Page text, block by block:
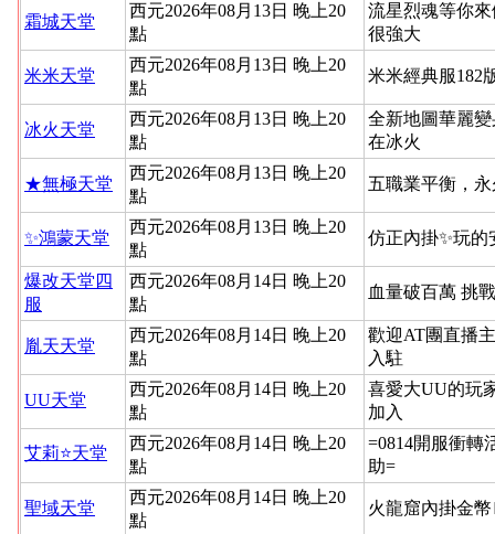
霜城天堂
西元2026年08月13日 晚上20
點
流星烈魂等你
很強大
米米天堂
西元2026年08月13日 晚上20
點
米米經典服182
冰火天堂
西元2026年08月13日 晚上20
點
全新地圖華麗
在冰火
★無極天堂
西元2026年08月13日 晚上20
點
五職業平衡，
✨鴻蒙天堂
西元2026年08月13日 晚上20
點
仿正內掛✨玩的
爆改天堂四
服
西元2026年08月14日 晚上20
點
血量破百萬 挑
胤天天堂
西元2026年08月14日 晚上20
點
歡迎AT團直播
入駐
UU天堂
西元2026年08月14日 晚上20
點
喜愛大UU的玩
加入
艾莉⭐天堂
西元2026年08月14日 晚上20
點
=0814開服衝轉
助=
聖域天堂
西元2026年08月14日 晚上20
點
火龍窟內掛金